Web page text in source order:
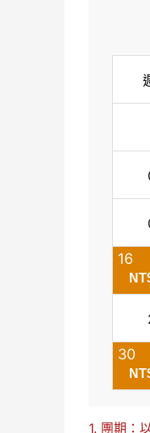
16
30
1. 團期：